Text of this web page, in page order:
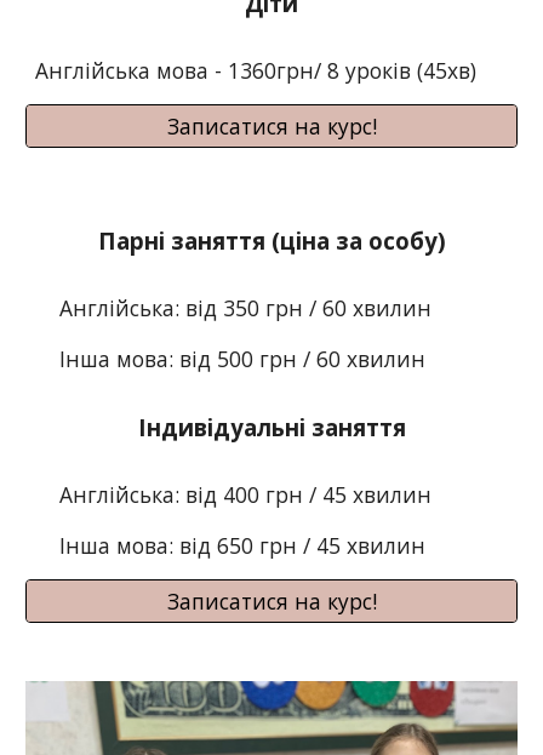
Англійська мова - 1360грн/ 8 уроків (45хв)
Записатися на курс!
Парні заняття (ціна за особу)
Англійська: від 350 грн /60 хвилин
Інша мова: від 500 грн /60 хвилин
Індивідуальні заняття
Англійська: від 400 грн / 45 хвилин
Інша мова: від 650 грн / 45 хвилин
Записатися на курс!